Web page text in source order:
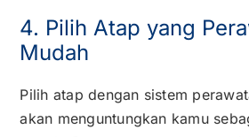
4. Pilih Atap yang
Mudah
Pilih atap dengan sistem
akan menguntungkan kamu